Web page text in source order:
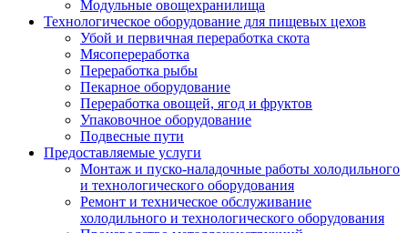
Модульные овощехранилища
Технологическое оборудование для пищевых цехов
Убой и первичная переработка скота
Мясопереработка
Переработка рыбы
Пекарное оборудование
Переработка овощей, ягод и фруктов
Упаковочное оборудование
Подвесные пути
Предоставляемые услуги
Монтаж и пуско-наладочные работы холодильного
и технологического оборудования
Ремонт и техническое обслуживание
холодильного и технологического оборудования